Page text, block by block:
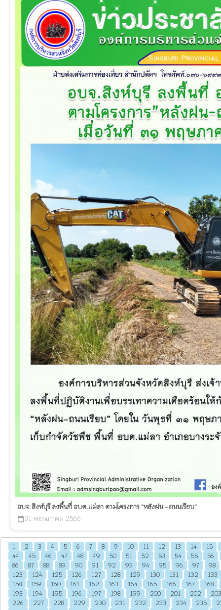
อบจ.สิงห์บุรี ลงพื้นที่ อบต.แม่ลา ตามโครงการ "หลังฝน - ถนนเรียบ"
calendar_today31 พฤษภาคม 2566
1 2 3 4 5 6 7 8 9 10 11 12 13 14
15
44
45 46 47 48 49 50 51 52 53 54 55
56
86
87 88 89 90 91 92 93 94 95 96 97
98
123
124 125 126 127 128 129 130 131 132
133
158
159 160 161 162 163 164 165 166 167
168
193
194 195 196 197 198 199 200 201 202
203
226
227 228 229 230 231 232 233 234 235